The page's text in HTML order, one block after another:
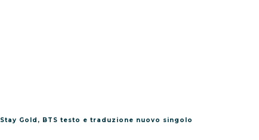
Stay Gold, BTS testo e traduzione nuovo singolo